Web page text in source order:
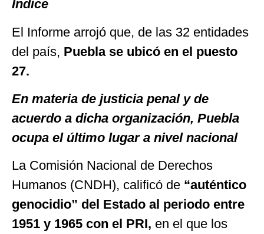
Índice
El Informe arrojó que, de las 32 entidades
del país, Puebla se ubicó en el puesto
27.
En materia de justicia penal y de
acuerdo a dicha organización, Puebla
ocupa el último lugar a nivel nacional
La Comisión Nacional de Derechos
Humanos (CNDH), calificó de “auténtico
genocidio” del Estado al periodo entre
1951 y 1965 con el PRI, en el que los